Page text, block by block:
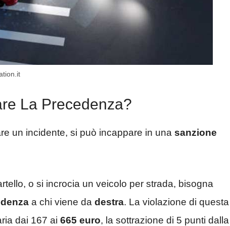
La Precedenza?
un incidente, si può incappare in una sanzione
o si incrocia un veicolo per strada, bisogna
a chi viene da destra. La violazione di questa
dai 167 ai 665 euro, la sottrazione di 5 punti dalla